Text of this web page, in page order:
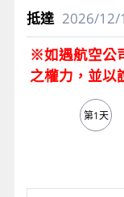
2026/12/
※如遇航空公
之權力，並以
第1天